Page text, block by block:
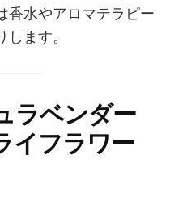
香水やアロマテラピー
します。
ラベンダー
イフラワー